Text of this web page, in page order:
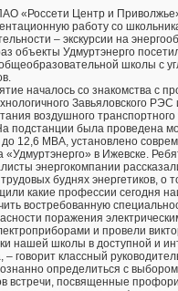
«Россети Центр и
работу со
– экскурсии на
объекты Удмуртэнерго
школы с
началось со знакомства с
Завьяловского
воздушного
подстанции была проведена
12,6 МВА, установлено
в Ижевске.
энергокомпании
буднях энергетиков, о
какие профессии сегодня
востребованную
поражения
и провели
нашей школы в доступной и
– говорит классный
определиться с
встречи, посвященные